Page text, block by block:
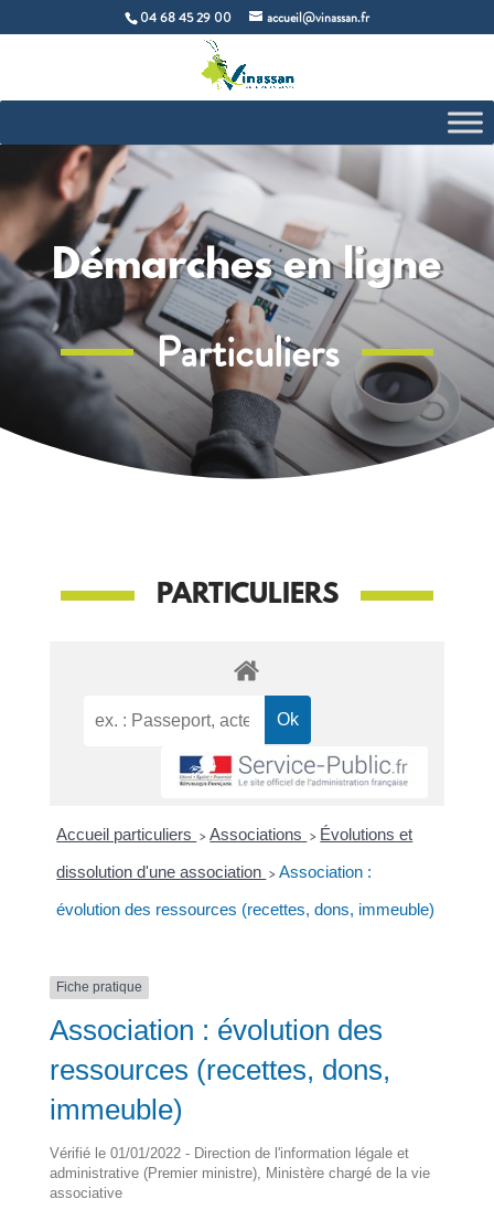
04 68 45 29 00 accueil@vinassan.fr
Démarches en ligne
Particuliers
PARTICULIERS
Accueil particuliers > Associations > Évolutions et
dissolution d'une association > Association :
évolution des ressources (recettes, dons, immeuble)
Fiche pratique
Association : évolution des
ressources (recettes, dons,
immeuble)
Vérifié le 01/01/2022 - Direction de l'information légale et
administrative (Premier ministre), Ministère chargé de la vie
associative